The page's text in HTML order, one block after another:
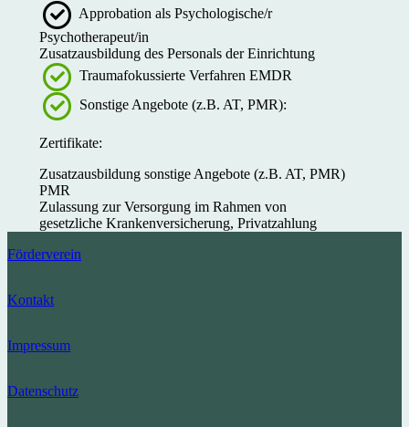
Approbation als Psychologische/r
Psychotherapeut/in
Zusatzausbildung des Personals der Einrichtung
Traumafokussierte Verfahren EMDR
Sonstige Angebote (z.B. AT, PMR):
Zertifikate:
Zusatzausbildung sonstige Angebote (z.B. AT, PMR)
PMR
Zulassung zur Versorgung im Rahmen von
gesetzliche Krankenversicherung, Privatzahlung
Förderverein
Kontakt
Impressum
Datenschutz